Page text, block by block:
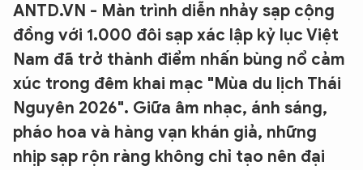
ANTD.VN - Màn trình diễn nhảy sạp cộng
đồng với 1.000 đôi sạp xác lập kỷ lục Việt
Nam đã trở thành điểm nhấn bùng nổ cảm
xúc trong đêm khai mạc "Mùa du lịch Thái
Nguyên 2026". Giữa âm nhạc, ánh sáng,
pháo hoa và hàng vạn khán giả, những
nhịp sạp rộn ràng không chỉ tạo nên đại